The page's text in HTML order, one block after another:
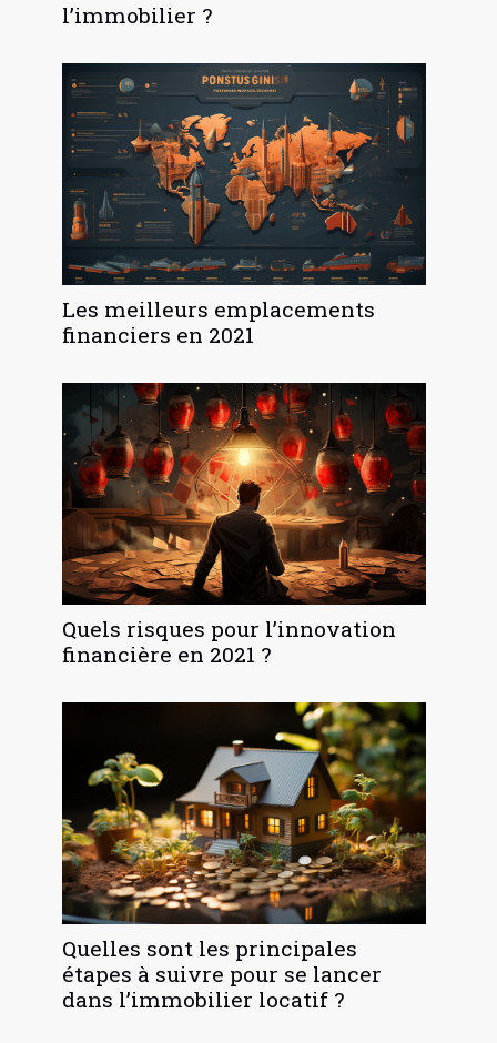
l’immobilier ?
Les meilleurs emplacements
financiers en 2021
Quels risques pour l’innovation
financière en 2021 ?
Quelles sont les principales
étapes à suivre pour se lancer
dans l’immobilier locatif ?